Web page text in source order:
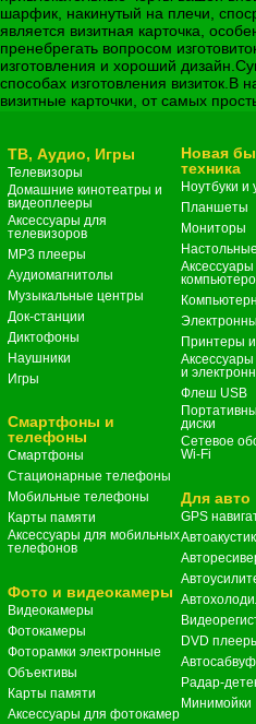
шарфик, накинутый на плечи,
является визитная карточка,
пренебрегать вопросом
изготовления и хороший
способах изготовления визиток.В
визитные карточки, от самых
ТВ, Аудио, Игры
Телевизоры
Домашние кинотеатры и
видеоплееры
Аксессуары для
телевизоров
MP3 плееры
Аудиомагнитолы
Музыкальные центры
Док-станции
Диктофоны
Наушники
Игры
Смартфоны и
телефоны
Смартфоны
Стационарные телефоны
Мобильные телефоны
Карты памяти
Аксессуары для мобильных
телефонов
Фото и видеокамеры
Видеокамеры
Фотокамеры
Фоторамки электронные
Объективы
Карты памяти
Аксессуары для фотокамер
Новая
техника
Ноутбуки и
Планшеты
Мониторы
Принтеры
и
Флеш USB
диски
Сетевое
Wi-Fi
Для авто
GPS
DVD
Радар-
Минимойки